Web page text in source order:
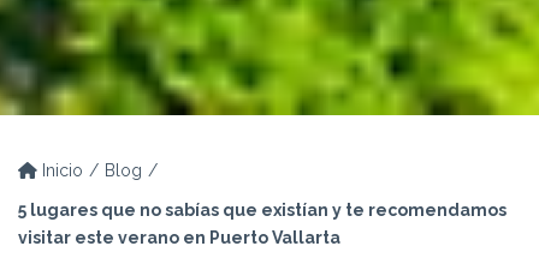
Inicio Blog
5 lugares que no sabías que existían y te recomendamos
visitar este verano en Puerto Vallarta